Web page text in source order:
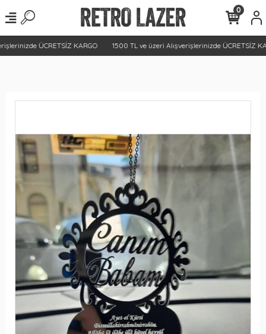
ÜCRETSİZ KARGO 1500 TL ve üzeri Alışverişlerinizde ÜCRETSİZ
0